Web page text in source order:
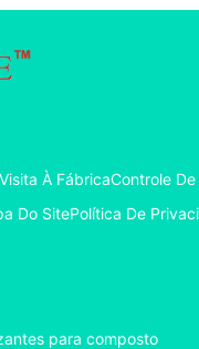
Visita À FábricaControle
Do SitePolítica De
para composto